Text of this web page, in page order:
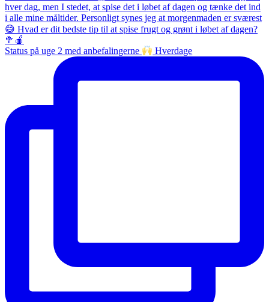
Status på uge 2 med anbefalingerne Hverdage